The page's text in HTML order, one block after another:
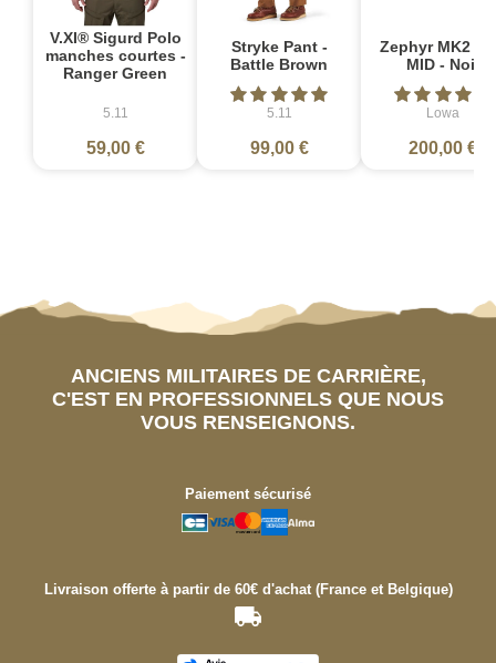
V.XI® Sigurd Polo
manches courtes -
Ranger Green
5.11
59,00 €
Stryke Pant -
Battle Brown
5.11
99,00 €
Zephyr MK2
MID - Noir
Lowa
200,00 €
ANCIENS MILITAIRES DE CARRIÈRE,
C'EST EN PROFESSIONNELS QUE NOUS
VOUS RENSEIGNONS.
Paiement sécurisé
Livraison offerte à partir de 60€ d'achat (France et Belgique)